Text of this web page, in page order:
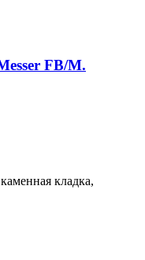
FB/M.
кладка,